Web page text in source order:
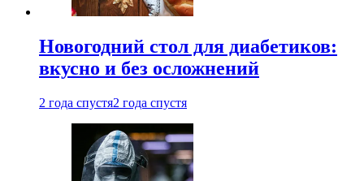
Новогодний стол для диабетиков:
вкусно и без осложнений
2 года спустя2 года спустя